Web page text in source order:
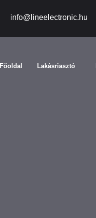
info@lineelectronic.hu
Főoldal Lakásriasztó